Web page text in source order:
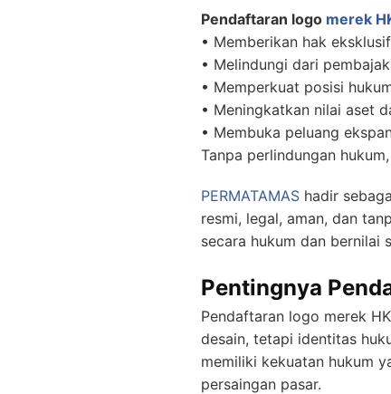
Pendaftaran logo merek
• Memberikan hak
• Melindungi dari
• Memperkuat posisi
• Meningkatkan nilai aset
• Membuka peluang
Tanpa perlindungan
PERMATAMAS hadir
resmi, legal, aman, dan
secara hukum dan bernilai
Pentingnya
Pendaftaran logo merek
desain, tetapi identitas
memiliki kekuatan hukum
persaingan pasar.